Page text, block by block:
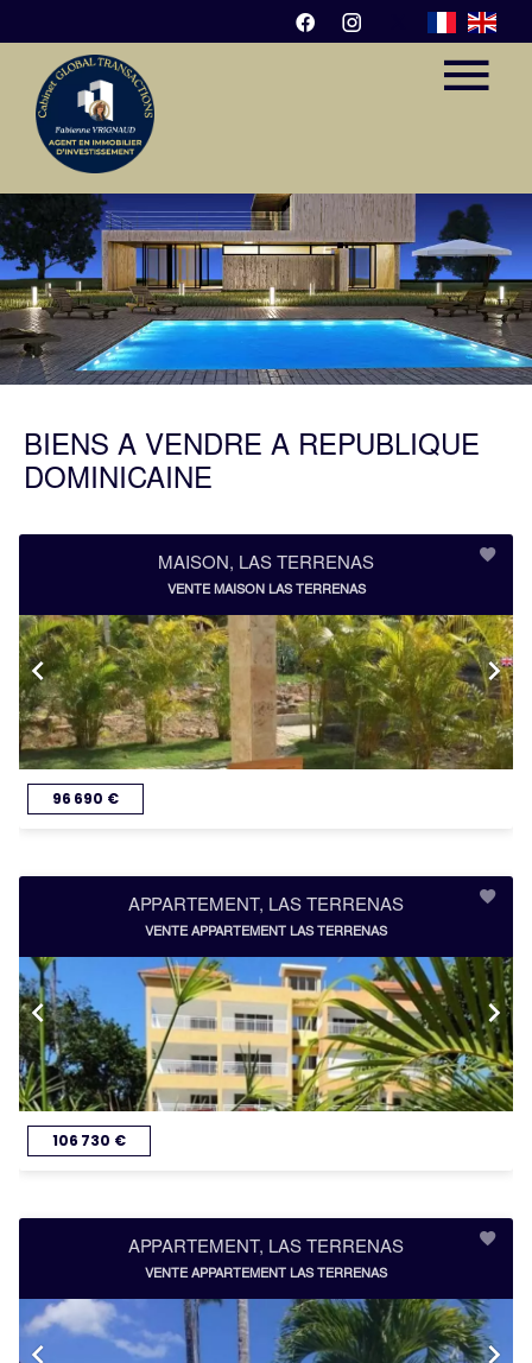
BIENS À VENDRE À RÉPUBLIQUE
DOMINICAINE
MAISON, LAS TERRENAS
VENTE MAISON LAS TERRENAS
96 690 €
APPARTEMENT, LAS TERRENAS
VENTE APPARTEMENT LAS TERRENAS
106 730 €
APPARTEMENT, LAS TERRENAS
VENTE APPARTEMENT LAS TERRENAS